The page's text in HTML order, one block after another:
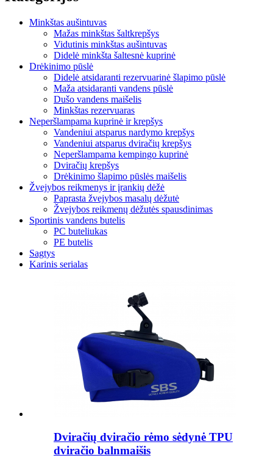
Minkštas aušintuvas
Mažas minkštas šaltkrepšys
Vidutinis minkštas aušintuvas
Didelė minkšta šaltesnė kuprinė
Drėkinimo pūslė
Didelė atsidaranti rezervuarinė šlapimo pūslė
Maža atsidaranti vandens pūslė
Dušo vandens maišelis
Minkštas rezervuaras
Neperšlampama kuprinė ir krepšys
Vandeniui atsparus nardymo krepšys
Vandeniui atsparus dviračių krepšys
Neperšlampama kempingo kuprinė
Dviračių krepšys
Drėkinimo šlapimo pūslės maišelis
Žvejybos reikmenys ir įrankių dėžė
Paprasta žvejybos masalų dėžutė
Žvejybos reikmenų dėžutės spausdinimas
Sportinis vandens butelis
PC buteliukas
PE butelis
Sagtys
Karinis serialas
Dviračių dviračio rėmo sėdynė TPU
dviračio balnmaišis